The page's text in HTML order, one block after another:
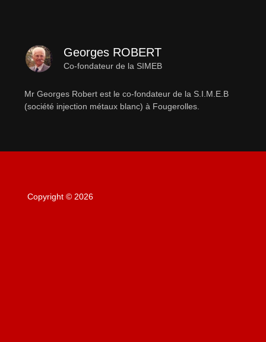
Georges ROBERT
Co-fondateur de la SIMEB
Mr Georges Robert est le co-fondateur de la S.I.M.E.B
(société injection métaux blanc) à Fougerolles.
Copyright © 2026